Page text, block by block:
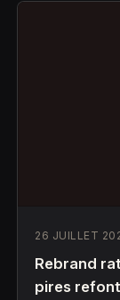
26 JUILLET
Rebrand
pires